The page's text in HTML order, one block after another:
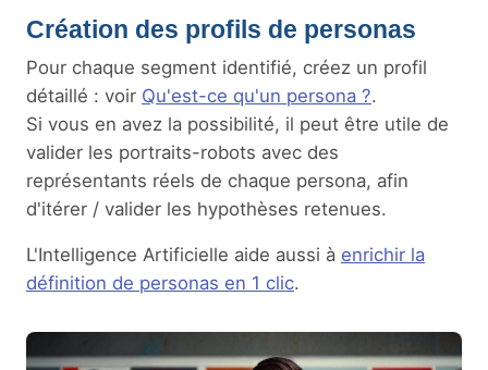
Création des profils de personas
Pour chaque segment identifié, créez un profil
détaillé : voir Qu'est-ce qu'un persona ?.
Si vous en avez la possibilité, il peut être utile de
valider les portraits-robots avec des
représentants réels de chaque persona, afin
d'itérer / valider les hypothèses retenues.
L'Intelligence Artificielle aide aussi à enrichir la
définition de personas en 1 clic.